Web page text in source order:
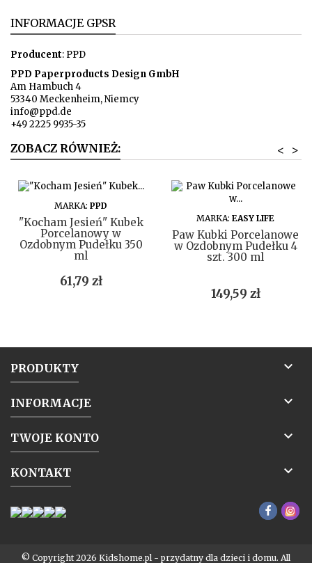
INFORMACJE GPSR
Producent: PPD
PPD Paperproducts Design GmbH
Am Hambuch 4
53340 Meckenheim, Niemcy
info@ppd.de
+49 2225 9935-35
ZOBACZ RÓWNIEŻ: >
<
DO KOSZYKA
MARKA: PPD
"Kocham Jesień" Kubek
Porcelanowy w
Ozdobnym Pudełku 350
ml
Cena
61,79 zł
DO KOSZYKA
MARKA: EASY LIFE
Paw Kubki Porcelanowe
w Ozdobnym Pudełku 4
szt. 300 ml
Cena
149,59 zł
PRODUKTY 
INFORMACJE 
TWOJE KONTO 
KONTAKT 
© Copyright 2026 Kidshome.pl - przydatny dla dzieci i domu. All